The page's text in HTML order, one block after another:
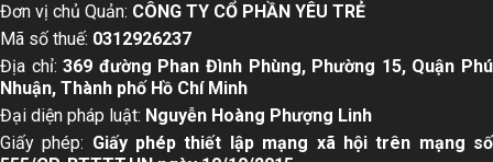
Đơn vị chủ Quản: CÔNG TY CỔ PHẦN YÊU TRẺ
Mã số thuế: 0312926237
Địa chỉ:369 đường Phan Đình Phùng, Phường 15, Quận Phú
Nhuận, Thành phố Hồ Chí Minh
Đại diện pháp luật: Nguyễn Hoàng Phượng Linh
Giấy phép: Giấy phép thiết lập mạng xã hội trên mạng số